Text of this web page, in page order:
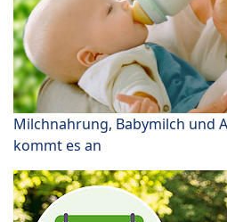
Milchnahrung, Babymilch und
kommt es an